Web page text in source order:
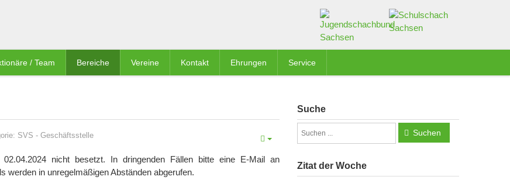
/ Team Bereiche Vereine Kontakt Ehrungen Service
SVS - Geschäftsstelle
nicht besetzt. In dringenden Fällen bitte eine E-Mail an
werden in unregelmäßigen Abständen abgerufen.
Suche
Suchen
Zitat der Woche